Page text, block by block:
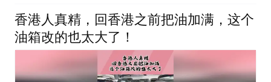
香港人真精，回香港之前把油加满，这个
油箱改的也太大了！